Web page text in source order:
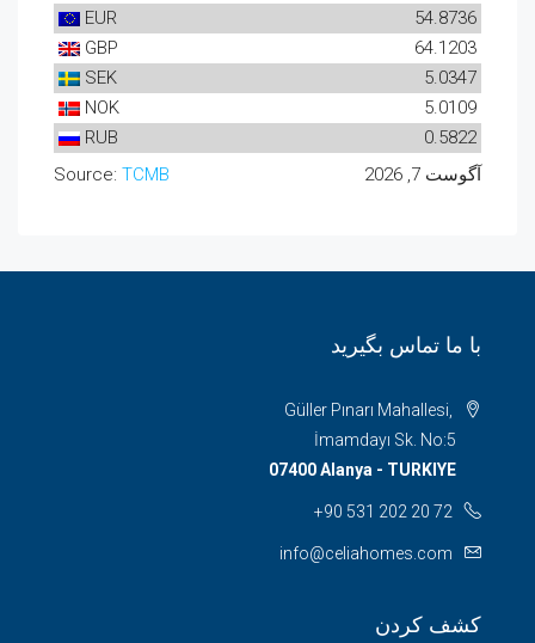
EUR
54.8736
GBP
64.1203
SEK
5.0347
NOK
5.0109
RUB
0.5822
Source: TCMB آگوست 7, 2026
با ما تماس بگیرید
Güller Pınarı Mahallesi,
İmamdayı Sk. No:5
07400 Alanya - TURKIYE
+90 531 202 20 72
info@celiahomes.com
کشف کردن